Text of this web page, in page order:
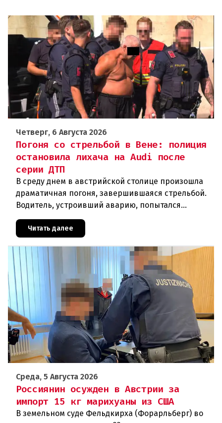
Четверг, 6 Августа 2026
Погоня со стрельбой в Вене: полиция
остановила лихача на Audi после
серии ДТП
В среду днем в австрийской столице произошла
драматичная погоня, завершившаяся стрельбой.
Водитель, устроивший аварию, попытался
скрыться от полиции, спровоцировав несколько
новых столкновений.Что слу
Читать далее
Среда, 5 Августа 2026
Россиянин осужден в Австрии за
импорт 15 кг марихуаны из США
В земельном суде Фельдкирха (Форарльберг) во